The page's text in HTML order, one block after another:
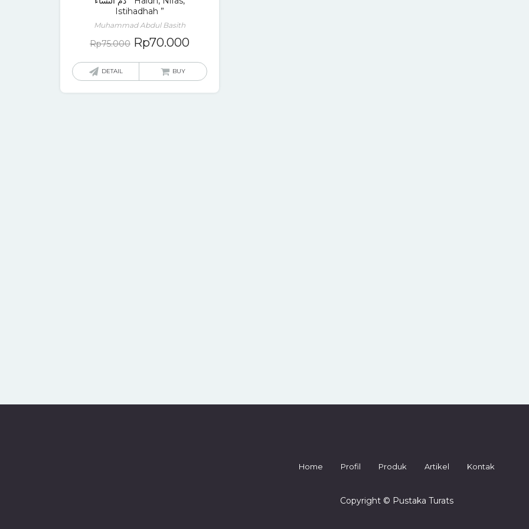
Istihadhah ”
Muhammad Abdul Basith
Rp75.000 Rp70.000
DETAIL BUY
Home Profil Produk Artikel Kontak
Copyright © Pustaka Turats